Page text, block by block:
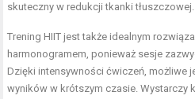
skuteczny w redukcji tkanki tłuszczowej.
Trening HIIT jest także idealnym
harmonogramem, ponieważ sesje
Dzięki intensywności ćwiczeń, możliwe
wyników w krótszym czasie. Wystarczy